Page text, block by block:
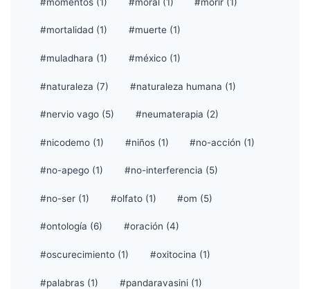
#mortalidad (1) #muerte (1)
#muladhara (1) #méxico (1)
#naturaleza (7) #naturaleza humana (1)
#nervio vago (5) #neumaterapia (2)
#nicodemo (1) #niños (1) #no-acción (1)
#no-apego (1) #no-interferencia (5)
#no-ser (1) #olfato (1) #om (5)
#ontología (6) #oración (4)
#oscurecimiento (1) #oxitocina (1)
#palabras (1) #pandaravasini (1)